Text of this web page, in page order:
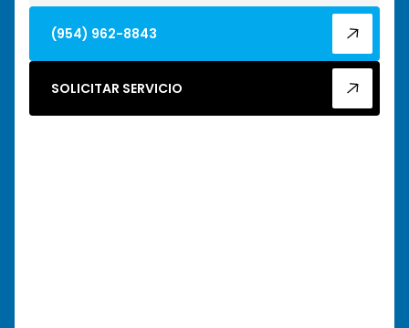
(954) 962-8843
SOLICITAR SERVICIO